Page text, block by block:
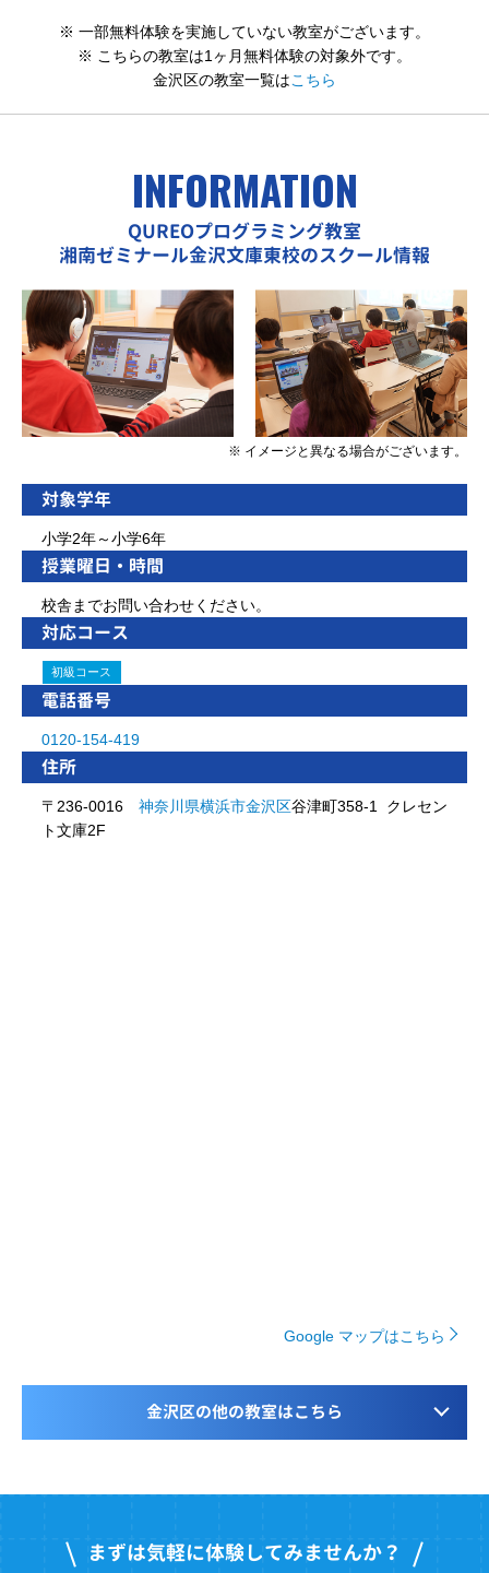
※ 一部無料体験を実施していない教室がございます。
※ こちらの教室は1ヶ月無料体験の対象外です。
金沢区の教室一覧はこちら
INFORMATION
QUREOプログラミング教室
湘南ゼミナール金沢文庫東校のスクール情報
※ イメージと異なる場合がございます。
対象学年
小学2年～小学6年
授業曜日・時間
校舎までお問い合わせください。
対応コース
初級コース
電話番号
0120-154-419
住所
〒236-0016 神奈川県横浜市金沢区谷津町358-1 クレセン
ト文庫2F
Google マップはこちら
金沢区の他の教室はこちら
まずは気軽に体験してみませんか？